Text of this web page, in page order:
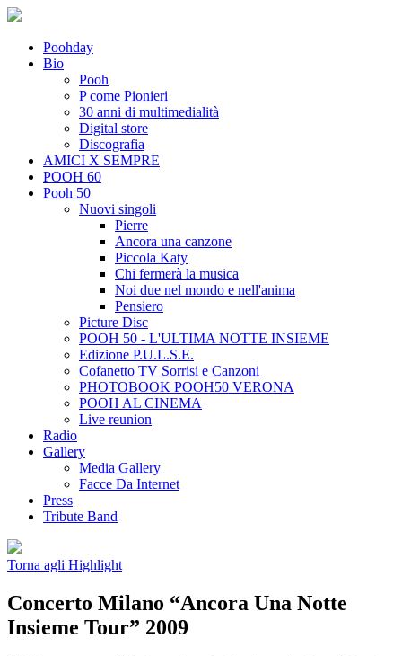
Poohday
Bio
Pooh
P come Pionieri
30 anni di multimedialità
Digital store
Discografia
AMICI X SEMPRE
POOH 60
Pooh 50
Nuovi singoli
Pierre
Ancora una canzone
Piccola Katy
Chi fermerà la musica
Noi due nel mondo e nell'anima
Pensiero
Picture Disc
POOH 50 - L'ULTIMA NOTTE INSIEME
Edizione P.U.L.S.E.
Cofanetto TV Sorrisi e Canzoni
PHOTOBOOK POOH50 VERONA
POOH AL CINEMA
Live reunion
Radio
Gallery
Media Gallery
Facce Da Internet
Press
Tribute Band
Torna agli Highlight
Concerto Milano “Ancora Una Notte
Insieme Tour” 2009